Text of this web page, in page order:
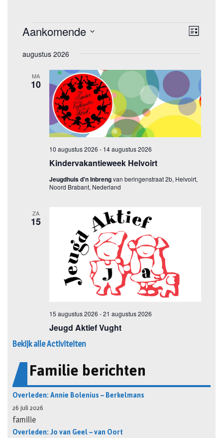
Bekijk alle Activiteiten
Familie berichten
Overleden: Annie Bolenius – Berkelmans
26 juli 2026
familie
Overleden: Jo van Geel – van Oort